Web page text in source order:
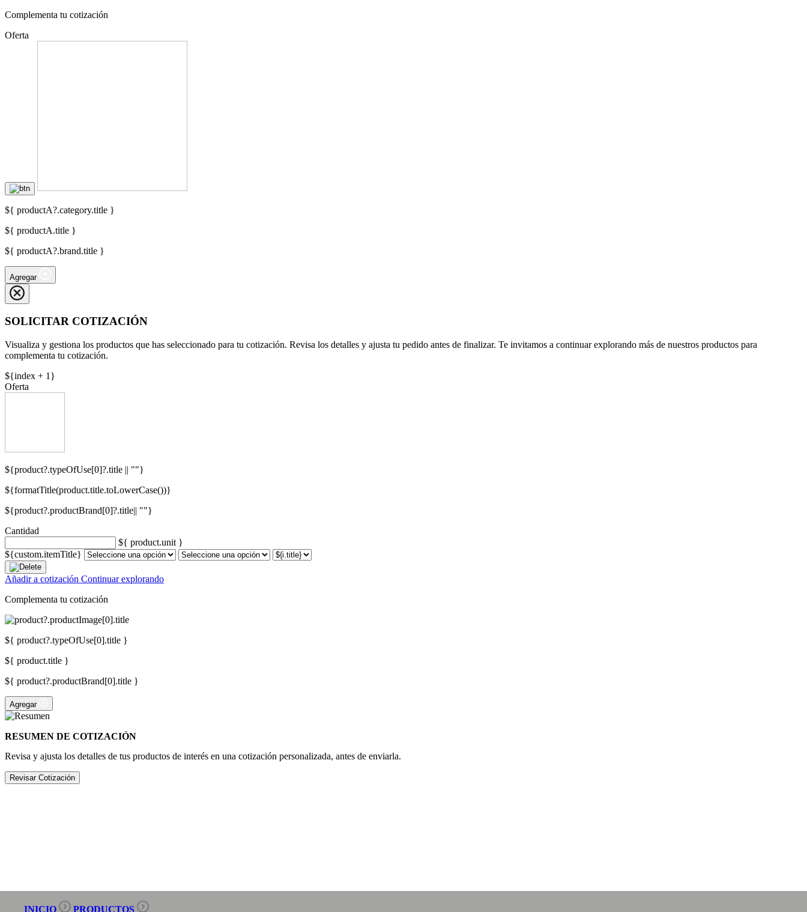
Complementa tu cotización
Oferta
${ productA?.category.title }
${ productA.title }
${ productA?.brand.title }
Agregar
SOLICITAR COTIZACIÓN
Visualiza y gestiona los productos que has seleccionado para tu cotización. Revisa los detalles y ajusta tu pedido antes de finalizar. Te invitamos a continuar explorando más de nuestros productos para
complementa tu cotización.
${index + 1}
Oferta
${product?.typeOfUse[0]?.title || ""}
${formatTitle(product.title.toLowerCase())}
${product?.productBrand[0]?.title|| ""}
Cantidad
${ product.unit }
${custom.itemTitle}
Añadir a cotización Continuar explorando
Complementa tu cotización
${ product?.typeOfUse[0].title }
${ product.title }
${ product?.productBrand[0].title }
Agregar
RESUMEN DE COTIZACIÓN
Revisa y ajusta los detalles de tus productos de interés en una cotización personalizada, antes de enviarla.
Revisar Cotización
INICIO PRODUCTOS